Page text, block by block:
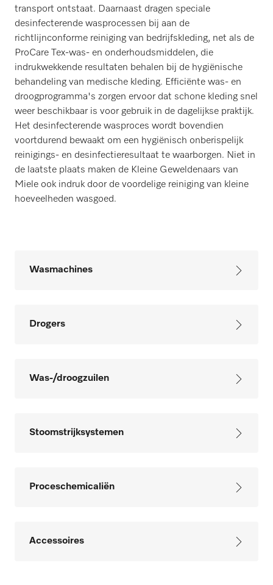
transport ontstaat. Daarnaast dragen speciale
desinfecterende wasprocessen bij aan de
richtlijnconforme reiniging van bedrijfskleding, net als de
ProCare Tex-was- en onderhoudsmiddelen, die
indrukwekkende resultaten behalen bij de hygiënische
behandeling van medische kleding. Efficiënte was- en
droogprogramma's zorgen ervoor dat schone kleding snel
weer beschikbaar is voor gebruik in de dagelijkse praktijk.
Het desinfecterende wasproces wordt bovendien
voortdurend bewaakt om een hygiënisch onberispelijk
reinigings- en desinfectieresultaat te waarborgen. Niet in
de laatste plaats maken de Kleine Geweldenaars van
Miele ook indruk door de voordelige reiniging van kleine
hoeveelheden wasgoed.
Wasmachines
Drogers
Was-/droogzuilen
Stoomstrijksystemen
Proceschemicaliën
Accessoires